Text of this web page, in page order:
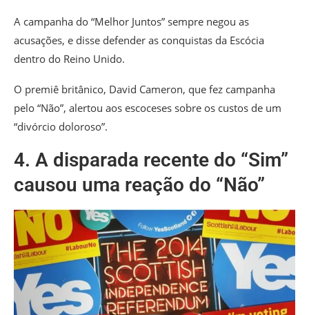
A campanha do “Melhor Juntos” sempre negou as
acusações, e disse defender as conquistas da Escócia
dentro do Reino Unido.
O premiê britânico, David Cameron, que fez campanha
pelo “Não”, alertou aos escoceses sobre os custos de um
“divórcio doloroso”.
4. A disparada recente do “Sim”
causou uma reação do “Não”